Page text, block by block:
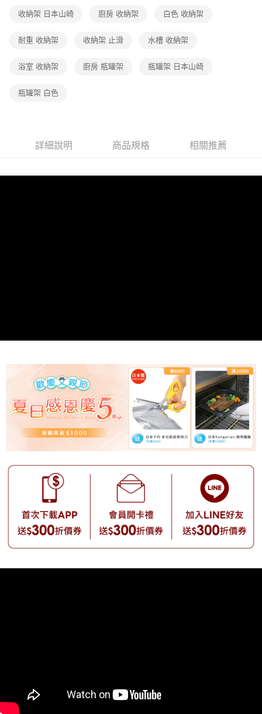
收納架 日本山崎 廚房 收納架 白色 收納架
耐重 收納架 收納架 止滑 水槽 收納架
浴室 收納架 廚房 瓶罐架 瓶罐架 日本山崎
瓶罐架 白色
詳細說明 商品規格 相關推薦